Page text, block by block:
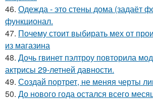
46. Одежда - это стены дома (задаёт
функционал.
47. Почему стоит выбирать мех от
из магазина
48. Дочь гвинет пэлтроу повторила
актрисы 29-летней давности.
49. Создай портрет, не меняя черты
50. До нового года остался всего